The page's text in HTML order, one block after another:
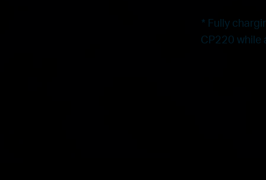
* Fully
CP220 while